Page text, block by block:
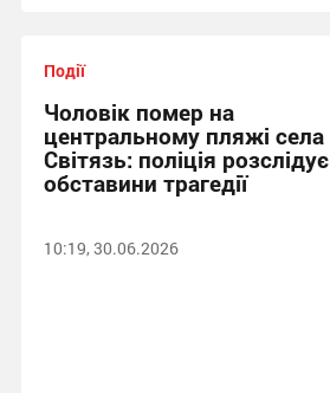
Події
Чоловік помер на
центральному пляжі села
Світязь: поліція розслідує
обставини трагедії
10:19, 30.06.2026